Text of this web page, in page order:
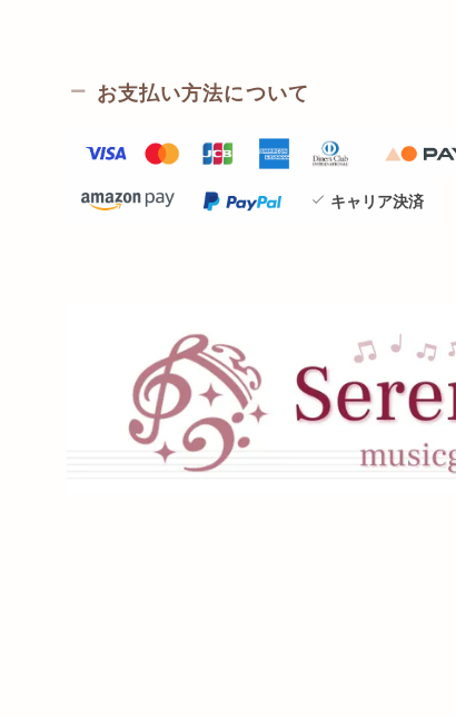
お支払い方法について
キャリア決済